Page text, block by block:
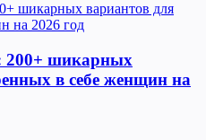
шикарных
в себе женщин на